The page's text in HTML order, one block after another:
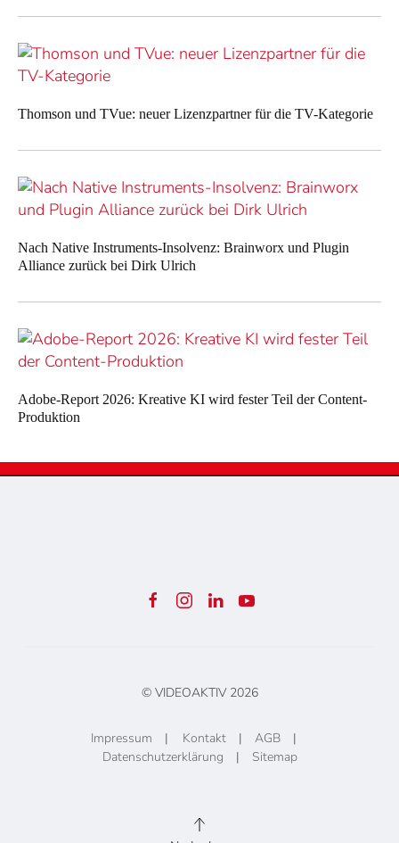
Thomson und TVue: neuer Lizenzpartner für die TV-Kategorie
Nach Native Instruments-Insolvenz: Brainworx und Plugin
Alliance zurück bei Dirk Ulrich
Adobe-Report 2026: Kreative KI wird fester Teil der Content-
Produktion
© VIDEOAKTIV 2026
Impressum | Kontakt| AGB|
Datenschutzerklärung | Sitemap